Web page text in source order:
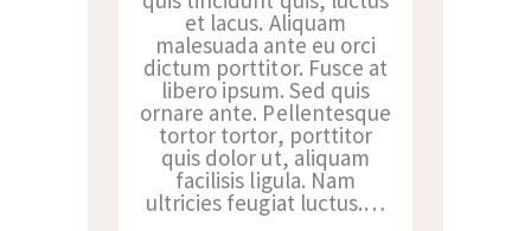
et lacus. Aliquam
malesuada ante eu orci
dictum porttitor. Fusce at
libero ipsum. Sed quis
ornare ante. Pellentesque
tortor tortor, porttitor
quis dolor ut, aliquam
facilisis ligula. Nam
ultricies feugiat luctus.…